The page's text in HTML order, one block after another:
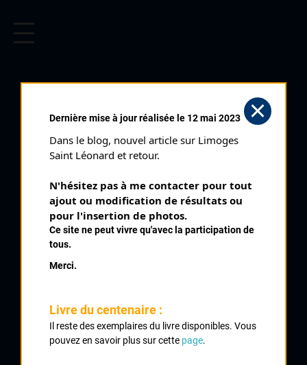
PALMARÈS
1997 , Maurs
9 Brive Cadets
QUELQUES COUREURS DE LA
MÊME GÉNÉRATION
Dernière mise à jour réalisée le 12 mai 2023
Dans le blog, nouvel article sur Limoges
Saint Léonard et retour.
N'hésitez pas à me contacter pour tout
ajout ou modification de résultats ou
pour l'insertion de photos.
Ce site ne peut vivre qu'avec la participation de
tous.
Merci.
Livre du centenaire :
Il reste des exemplaires du livre disponibles. Vous
pouvez en savoir plus sur cette page.